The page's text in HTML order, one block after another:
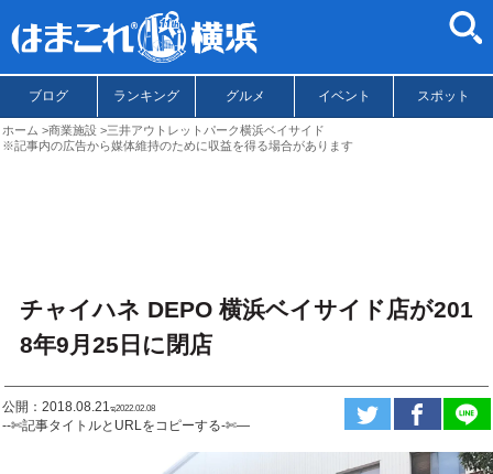
ブログ ランキング グルメ イベント スポット
ホーム 商業施設
三井アウトレットパーク横浜ベイサイド
※記事内の広告から媒体維持のために収益を得る場合があります
チャイハネ DEPO 横浜ベイサイド店が201
8年9月25日に閉店
公開：2018.08.21ಇ2022.02.08
--✄記事タイトルとURLをコピーする-✄—